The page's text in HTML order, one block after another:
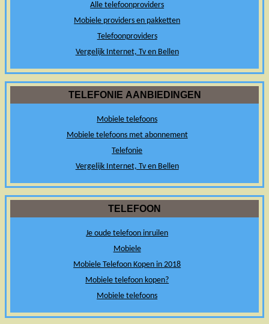
Alle telefoonproviders
Mobiele providers en pakketten
Telefoonproviders
Vergelijk Internet, Tv en Bellen
TELEFONIE AANBIEDINGEN
Mobiele telefoons
Mobiele telefoons met abonnement
Telefonie
Vergelijk Internet, Tv en Bellen
TELEFOON
Je oude telefoon inruilen
Mobiele
Mobiele Telefoon Kopen in 2018
Mobiele telefoon kopen?
Mobiele telefoons